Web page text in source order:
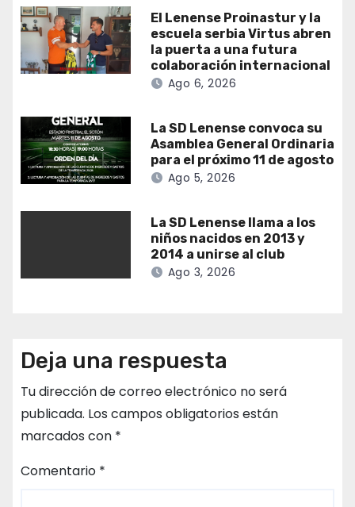
El Lenense Proinastur y la
escuela serbia Virtus abren
la puerta a una futura
colaboración internacional
Ago 6, 2026
La SD Lenense convoca su
Asamblea General Ordinaria
para el próximo 11 de agosto
Ago 5, 2026
La SD Lenense llama a los
niños nacidos en 2013 y
2014 a unirse al club
Ago 3, 2026
Deja una respuesta
Tu dirección de correo electrónico no será
publicada. Los campos obligatorios están
marcados con *
Comentario *